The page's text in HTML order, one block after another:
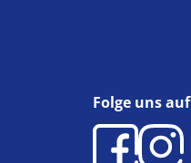
Folge uns auf